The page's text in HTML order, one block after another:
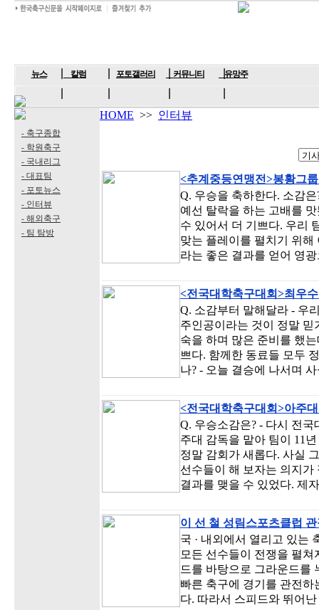
뉴스 칼럼 포토갤러리 커뮤니티 유망주
- 축구종합
- 학원축구
- 국내리그
- 대표팀
- 포토뉴스
- 인터뷰
- 해외축구
- 팀 탐방
HOME >> 인터뷰
<추계중등연맹전>봉황그
Q. 우승을 축하한다. 소감
예선 탈락을 하는 고배를
수 있어서 더 기쁘다. 우리
맞는 플레이를 펼치기 위
라는 좋은 결과를 얻어 영
<전국대학축구대회>최우
Q. 소감부터 말해달라 - 우
주인공이라는 것이 정말
숙을 하며 많은 준비를 했
쁘다. 함께한 동료들 모두
나? - 오늘 결승에 나서며
<전국대학축구대회>아주
Q. 우승소감은? - 다시 전
주대 감독을 맡아 팀이 11
정말 감회가 새롭다. 사실
선수들이 해 보자는 의지
결과를 맺을 수 있었다. 제
이 선 철 성림스포츠클럽
국 · 내외에서 열리고 있는
모든 선수들이 전쟁을 펼
드를 바탕으로 그라운드를
빠른 축구에 경기를 관전
다. 따라서 스피드와 뛰어